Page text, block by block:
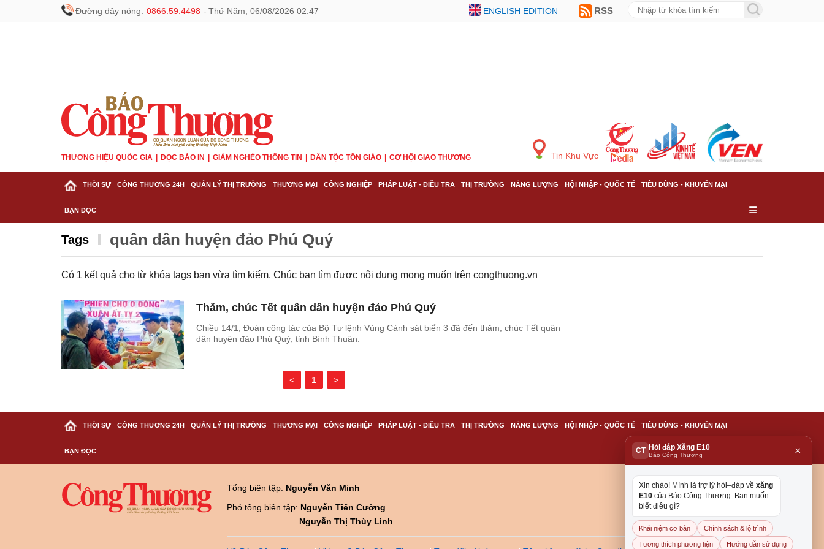
Đường dây nóng: 0866.59.4498 - Thứ Năm, 06/08/2026 02:47 RSS
ENGLISH EDITION
THƯƠNG HIỆU QUỐC GIA ĐỌC BÁO IN GIẢM NGHÈO THÔNG TIN DÂN TỘC TÔN GIÁO CƠ HỘI GIAO THƯƠNG Tin Khu Vực
THỜI SỰ CÔNG THƯƠNG 24H QUẢN LÝ THỊ TRƯỜNG THƯƠNG MẠI CÔNG NGHIỆP PHÁP LUẬT - ĐIỀU TRA THỊ TRƯỜNG NĂNG LƯỢNG HỘI NHẬP - QUỐC TẾ TIÊU DÙNG - KHUYẾN MẠI
BẠN ĐỌC
Tags quân dân huyện đảo Phú Quý
Có 1 kết quả cho từ khóa tags bạn vừa tìm kiếm. Chúc bạn tìm được nội dung mong muốn trên congthuong.vn
Thăm, chúc Tết quân dân huyện đảo Phú Quý
Chiều 14/1, Đoàn công tác của Bộ Tư lệnh Vùng Cảnh sát biển 3 đã đến thăm, chúc Tết quân
dân huyện đảo Phú Quý, tỉnh Bình Thuận.
< 1 >
THỜI SỰ CÔNG THƯƠNG 24H QUẢN LÝ THỊ TRƯỜNG THƯƠNG MẠI CÔNG NGHIỆP PHÁP LUẬT - ĐIỀU TRA THỊ TRƯỜNG NĂNG LƯỢNG HỘI NHẬP - QUỐC TẾ TIÊU DÙNG - KHUYẾN MẠI
BẠN ĐỌC
Tổng biên tập: Nguyễn Văn Minh
Phó tổng biên tập: Nguyễn Tiến Cường
Nguyễn Thị Thùy Linh
CT Hỏi đáp Xăng E10
Báo Công Thương ×
Xin chào! Mình là trợ lý hỏi–đáp về xăng
E10 của Báo Công Thương. Bạn muốn
biết điều gì?
Khái niệm cơ bản Chính sách & lộ trình
Tương thích phương tiện Hướng dẫn sử dụng